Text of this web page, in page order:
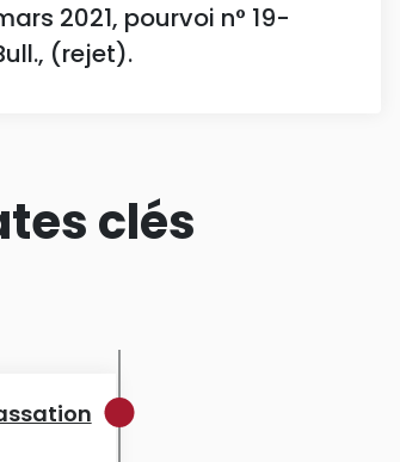
2021, pourvoi n° 19-
(rejet).
clés